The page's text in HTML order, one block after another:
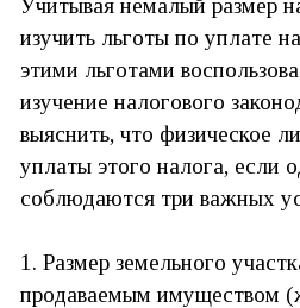
Учитывая немалый размер
изучить льготы по уплате
этими льготами
изучение налогового
выяснить, что физическое
уплаты этого налога, если
соблюдаются три важных
1. Размер земельного
продаваемым имуществом